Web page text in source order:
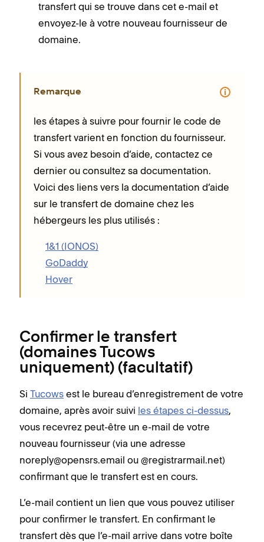
transfert qui se trouve dans cet e-mail et
envoyez-le à votre nouveau fournisseur de
domaine.
Remarque
les étapes à suivre pour fournir le code de
transfert varient en fonction du fournisseur.
Si vous avez besoin d’aide, contactez ce
dernier ou consultez sa documentation.
Voici des liens vers la documentation d’aide
sur le transfert de domaine chez les
hébergeurs les plus utilisés :
1&1 (IONOS)
GoDaddy
Hover
Confirmer le transfert
(domaines Tucows
uniquement) (facultatif)
Si Tucows est le bureau d’enregistrement de votre
domaine, après avoir suivi les étapes ci-dessus,
vous recevrez peut-être un e-mail de votre
nouveau fournisseur (via une adresse
noreply@opensrs.email ou @registrarmail.net)
confirmant que le transfert est en cours.
L’e-mail contient un lien que vous pouvez utiliser
pour confirmer le transfert. En confirmant le
transfert dès que l’e-mail arrive dans votre boîte